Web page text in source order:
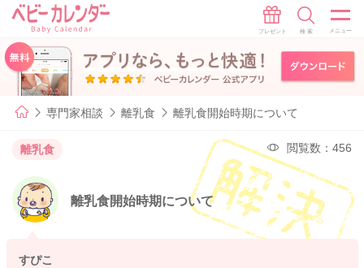
専門家相談 離乳食 離乳食開始時期について
離乳食 閲覧数：456
離乳食開始時期について
すぴこ